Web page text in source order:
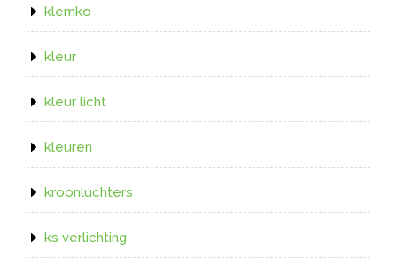
klemko
kleur
kleur licht
kleuren
kroonluchters
ks verlichting